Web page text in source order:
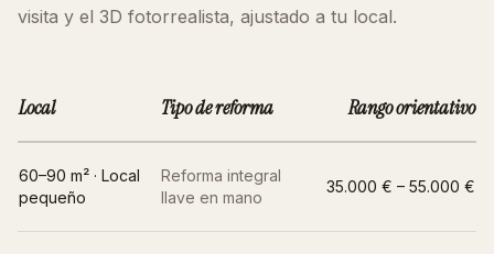
visita y el 3D fotorrealista, ajustado a tu local.
Local Tipo de reforma Rango orientativo
60–90 m² · Local
pequeño
Reforma integral
llave en mano
35.000 € – 55.000 €